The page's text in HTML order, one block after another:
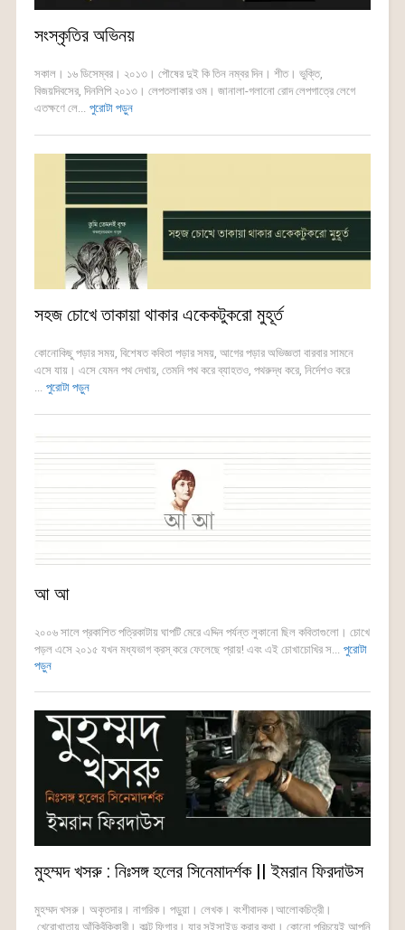
সংস্কৃতির অভিনয়
সকাল। ১৬ ডিসেম্বর। ২০১৩। পৌষের দুই কি তিন নম্বর দিন। শীত। ভুক্তি,
বিজয়দিবসের, দিনলিপি ২০১৩। লেপতলাকার ওম। জানালা-গলানো রোদ লেপগাত্রে লেগে
এতক্ষণে লে... পুরোটা পড়ুন
সহজ চোখে তাকায়া থাকার একেকটুকরো মুহূর্ত
কোনোকিছু পড়ার সময়, বিশেষত কবিতা পড়ার সময়, আগের পড়ার অভিজ্ঞতা বারবার সামনে
এসে যায়। এসে যেমন পথ দেখায়, তেমনি পথ করে ব্যাহতও, পথরুদ্ধ করে, নির্দেশও করে
... পুরোটা পড়ুন
আ আ
২০০৬ সালে প্রকাশিত পত্রিকাটায় ঘাপটি মেরে এদ্দিন পর্যন্ত লুকানো ছিল কবিতাগুলো। চোখে
পড়ল এসে ২০১৫ যখন মধ্যভাগ ক্রস্ করে ফেলেছে প্রায়! এবং এই চোখাচোখির স... পুরোটা
পড়ুন
মুহম্মদ খসরু : নিঃসঙ্গ হলের সিনেমাদর্শক || ইমরান ফিরদাউস
মুহম্মদ খসরু। অকৃতদার। নাগরিক। পড়ুয়া। লেখক। বংশীবাদক।আলোকচিত্রী।
খেরোখাতায় আঁকিবুঁকিকারী। কাল্ট ফিগার। যার সুইসাইড করার কথা। কোনো পরিচয়েই আপনি